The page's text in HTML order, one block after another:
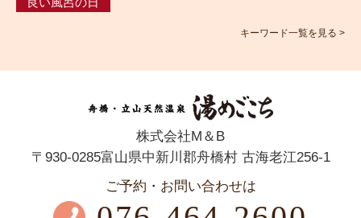
キーワード一覧を見る >
株式会社M＆B
〒930-0285富山県中新川郡舟橋村 古海老江256-1
ご予約・お問い合わせは